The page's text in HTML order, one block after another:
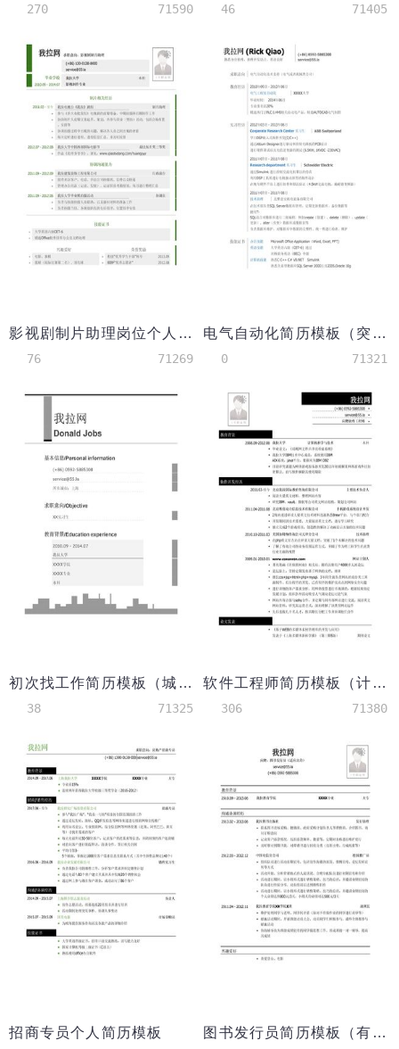
270 71590 46 71405
影视剧制片助理岗位个人简历模板
76 71269
电气自动化简历模板（突出实习经历）
0 71321
初次找工作简历模板（城市剪影样式）
38 71325
软件工程师简历模板（计算机专业本科）
306 71380
招商专员个人简历模板 图书发行员简历模板（有沟通协调经历）